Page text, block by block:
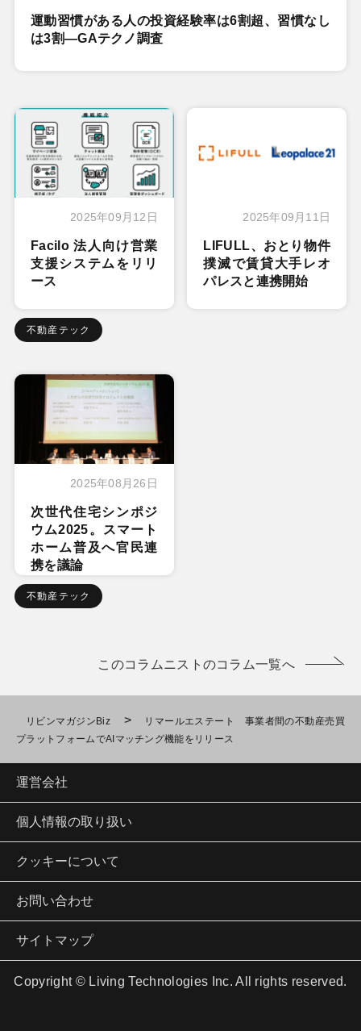
運動習慣がある人の投資経験率は6割超、習慣なし
は3割―GAテクノ調査
2025年09月12日
Facilo 法人向け営業
支援システムをリリ
ース
不動産テック
2025年09月11日
LIFULL、おとり物件
撲滅で賃貸大手レオ
パレスと連携開始
2025年08月26日
次世代住宅シンポジ
ウム2025。スマート
ホーム普及へ官民連
携を議論
不動産テック
このコラムニストのコラム一覧へ
リビンマガジンBiz >
リマールエステート 事業者間の不動産売買
プラットフォームでAIマッチング機能をリリース
運営会社
個人情報の取り扱い
クッキーについて
お問い合わせ
サイトマップ
Copyright © Living Technologies Inc. All rights reserved.